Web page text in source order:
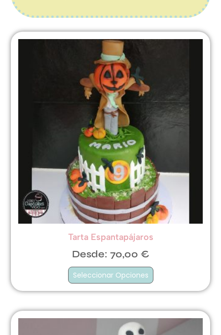
Tarta Espantapájaros
Desde: 70,00 €
Seleccionar Opciones